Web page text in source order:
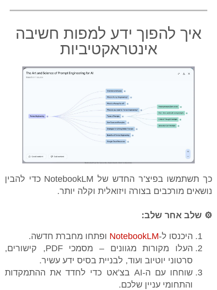
איך להפוך ידע למפות חשיבה
אינטראקטיביות
כך תשתמשו בפיצ’ר החדש של NotebookLM כדי להבין
נושאים מורכבים בצורה ויזואלית וקלה יותר.
⚙️ שלב אחר שלב:
היכנסו ל-NotebookLM ופתחו מחברת חדשה.
⁠⁠העלו מקורות מגוונים – מסמכי PDF, קישורים,
סרטוני יוטיוב ועוד, לבניית בסיס ידע עשיר.
שוחחו עם ה-AI בצ’אט כדי לחדד את ההתמקדות
והתחומי עניין שלכם.